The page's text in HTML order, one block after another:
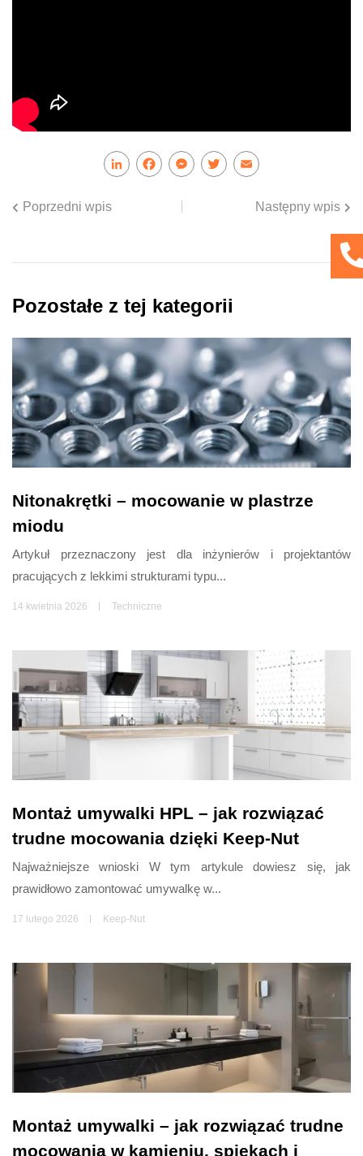
Poprzedni wpis Następny wpis
Pozostałe z tej kategorii
Nitonakrętki – mocowanie w plastrze
miodu
Artykuł przeznaczony jest dla inżynierów i projektantów
pracujących z lekkimi strukturami typu...
14 kwietnia 2026 Techniczne
Montaż umywalki HPL – jak rozwiązać
trudne mocowania dzięki Keep-Nut
Najważniejsze wnioski W tym artykule dowiesz się, jak
prawidłowo zamontować umywalkę w...
17 lutego 2026 Keep-Nut
Montaż umywalki – jak rozwiązać trudne
mocowania w kamieniu, spiekach i